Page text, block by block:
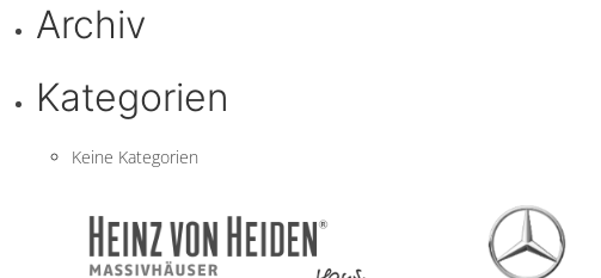
Archiv
Kategorien
Keine Kategorien